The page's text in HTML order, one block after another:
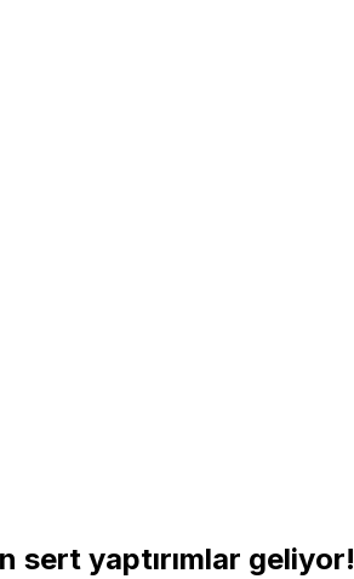
sert yaptırımlar geliyor!